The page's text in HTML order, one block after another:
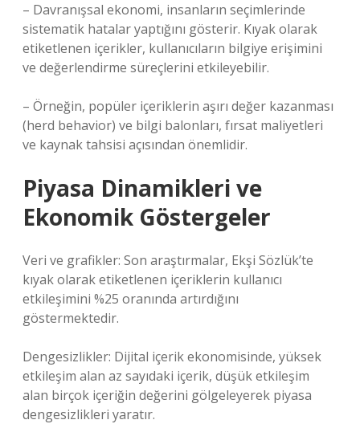
– Davranışsal ekonomi, insanların seçimlerinde
sistematik hatalar yaptığını gösterir. Kıyak olarak
etiketlenen içerikler, kullanıcıların bilgiye erişimini
ve değerlendirme süreçlerini etkileyebilir.
– Örneğin, popüler içeriklerin aşırı değer kazanması
(herd behavior) ve bilgi balonları, fırsat maliyetleri
ve kaynak tahsisi açısından önemlidir.
Piyasa Dinamikleri ve
Ekonomik Göstergeler
Veri ve grafikler: Son araştırmalar, Ekşi Sözlük’te
kıyak olarak etiketlenen içeriklerin kullanıcı
etkileşimini %25 oranında artırdığını
göstermektedir.
Dengesizlikler: Dijital içerik ekonomisinde, yüksek
etkileşim alan az sayıdaki içerik, düşük etkileşim
alan birçok içeriğin değerini gölgeleyerek piyasa
dengesizlikleri yaratır.